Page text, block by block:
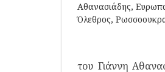
Αθανασιάδης,
Όλεθρος,
του Γιάννη